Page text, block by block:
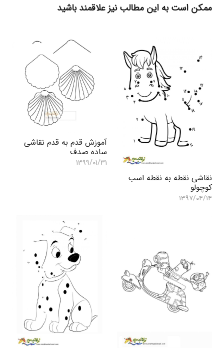
ممکن است به این مطالب نیز علاقمند باشید
نقاشی نقطه به نقطه اسب
کوچولو
۱۳۹۷/۰۴/۱۴
آموزش قدم به قدم نقاشی
ساده صدف
۱۳۹۹/۰۱/۳۱